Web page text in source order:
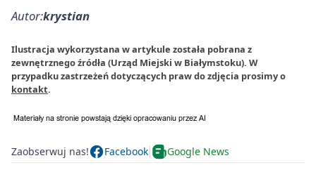
Autor:krystian
Ilustracja wykorzystana w artykule została pobrana z
zewnętrznego źródła (Urząd Miejski w Białymstoku). W
przypadku zastrzeżeń dotyczących praw do zdjęcia prosimy o
kontakt.
Zaobserwuj nas! Facebook Google News